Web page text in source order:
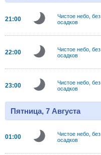
21:00
Чистое небо, без
осадков
22:00
Чистое небо, без
осадков
23:00
Чистое небо, без
осадков
Пятница, 7 Августа
01:00
Чистое небо, без
осадков